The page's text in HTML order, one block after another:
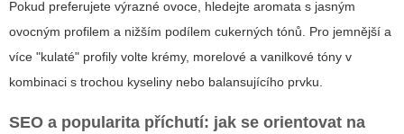
Pokud preferujete výrazné ovoce, hledejte aromata s jasným
ovocným profilem a nižším podílem cukerných tónů. Pro jemnější a
více "kulaté" profily volte krémy, morelové a vanilkové tóny v
kombinaci s trochou kyseliny nebo balansujícího prvku.
SEO a popularita příchutí: jak se orientovat na